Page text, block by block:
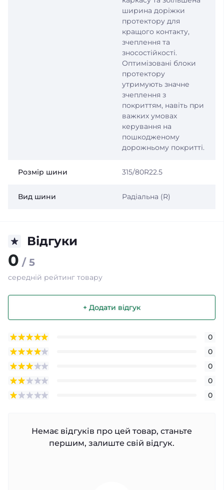
ширина доріжки
протектору для
кращого контакту,
зчеплення та
зносостійкості.
Оптимізовані блоки
протектору
утримують значне
зчеплення з
покриттям, навіть при
важких умовах
керування на
пошкодженому
дорожньому покритті.
Розмір шини 315/80R22.5
Вид шини Радіальна (R)
Відгуки
0 / 5
середній рейтинг товару
+ Додати відгук
0
0
0
0
0
Немає відгуків про цей товар, станьте
першим, залиште свій відгук.